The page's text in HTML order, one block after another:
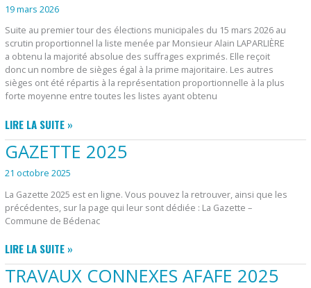
19 mars 2026
Suite au premier tour des élections municipales du 15 mars 2026 au
scrutin proportionnel la liste menée par Monsieur Alain LAPARLIÈRE
a obtenu la majorité absolue des suffrages exprimés. Elle reçoit
donc un nombre de sièges égal à la prime majoritaire. Les autres
sièges ont été répartis à la représentation proportionnelle à la plus
forte moyenne entre toutes les listes ayant obtenu
PROCLAMATION
DES
RÉSULTATS
ÉLECTIONS
2026
LIRE LA SUITE »
GAZETTE 2025
21 octobre 2025
La Gazette 2025 est en ligne. Vous pouvez la retrouver, ainsi que les
précédentes, sur la page qui leur sont dédiée : La Gazette –
Commune de Bédenac
GAZETTE
2025
LIRE LA SUITE »
TRAVAUX CONNEXES AFAFE 2025